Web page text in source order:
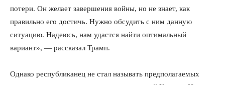
потери. Он желает завершения войны, но не знает, как
правильно его достичь. Нужно обсудить с ним данную
ситуацию. Надеюсь, нам удастся найти оптимальный
вариант», — рассказал Трамп.
Однако республиканец не стал называть предполагаемых